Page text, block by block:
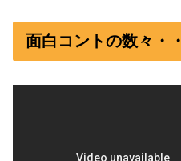
面白コントの数々・